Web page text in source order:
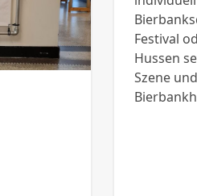
Festival
Hussen
Szene